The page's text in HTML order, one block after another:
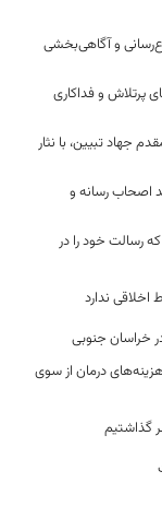
و آگاهی‌بخشی
پرتلاش و فداکاری
جهاد تبیین، با نثار
اصحاب رسانه و
رسالت خود را در
ندارد
خراسان جنوبی
درمان از سوی
گذاشتیم